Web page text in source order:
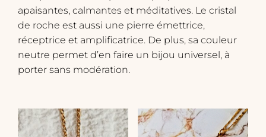
apaisantes, calmantes et méditatives. Le cristal
de roche est aussi une pierre émettrice,
réceptrice et amplificatrice. De plus, sa couleur
neutre permet d’en faire un bijou universel, à
porter sans modération.